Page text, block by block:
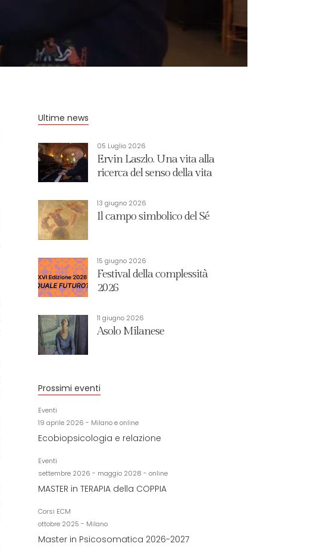
Ultime news
05 Luglio 2026
Ervin Laszlo. Una vita alla
ricerca del senso della vita
13 giugno 2026
Il campo simbolico del Sé
15 giugno 2026
Festival della complessità
2026
11 giugno 2026
Asolo Milanese
Prossimi eventi
Eventi
19 aprile 2026 - Milano e online
Ecobiopsicologia e relazione
Eventi
settembre 2026 - maggio 2028 - online
MASTER in TERAPIA della COPPIA
Corsi ECM
ottobre 2025 - Milano
Master in Psicosomatica 2026-2027